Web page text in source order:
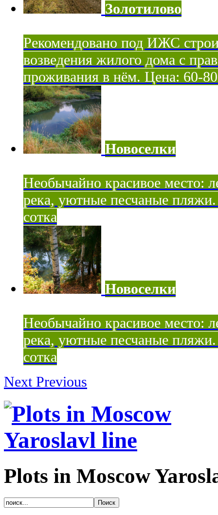
Золотилово
Рекомендовано под ИЖС
возведения жилого дома с
проживания в нём. Цена: 60-80
Новоселки
Необычайно красивое место:
река, уютные песчаные
сотка
Новоселки
Необычайно красивое место:
река, уютные песчаные
сотка
Next Previous
Plots in Moscow